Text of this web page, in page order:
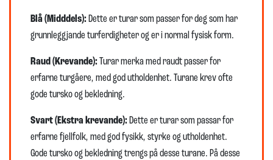
Blå (Midddels):Dette er turar som passer for deg som har
grunnleggjande turferdigheter og er i normal fysisk form.
Raud (Krevande):Turar merka med raudt passer for
erfarne turgåere, med god utholdenhet. Turane krev ofte
gode tursko og bekledning.
Svart (Ekstra krevande):Dette er turar som passar for
erfarne fjellfolk, med god fysikk, styrke og utholdenhet.
Gode tursko og bekledning trengs på desse turane. På desse